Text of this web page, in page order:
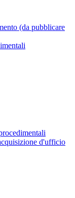
(da pubblicare
d'ufficio